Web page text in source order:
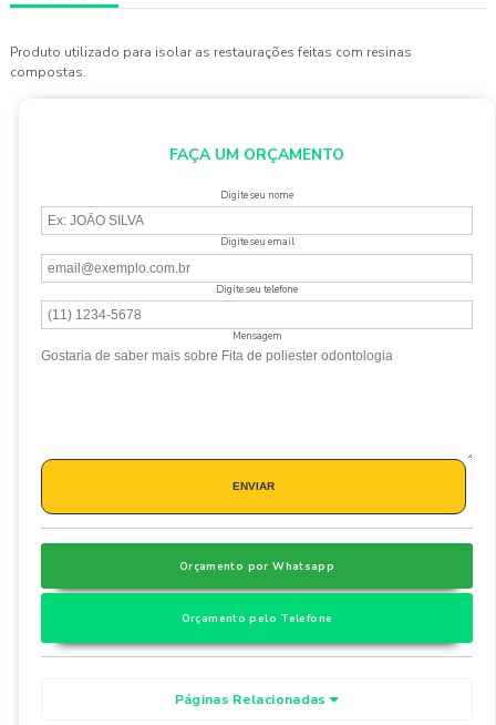
Produto utilizado para isolar as restaurações feitas com resinas
compostas.
FAÇA UM ORÇAMENTO
Digite seu nome
Digite seu email
Digite seu telefone
Mensagem
Orçamento por Whatsapp
Orçamento pelo Telefone
Páginas Relacionadas